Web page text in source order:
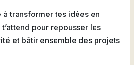
transformer tes idées en
pour repousser les
et bâtir ensemble des projets